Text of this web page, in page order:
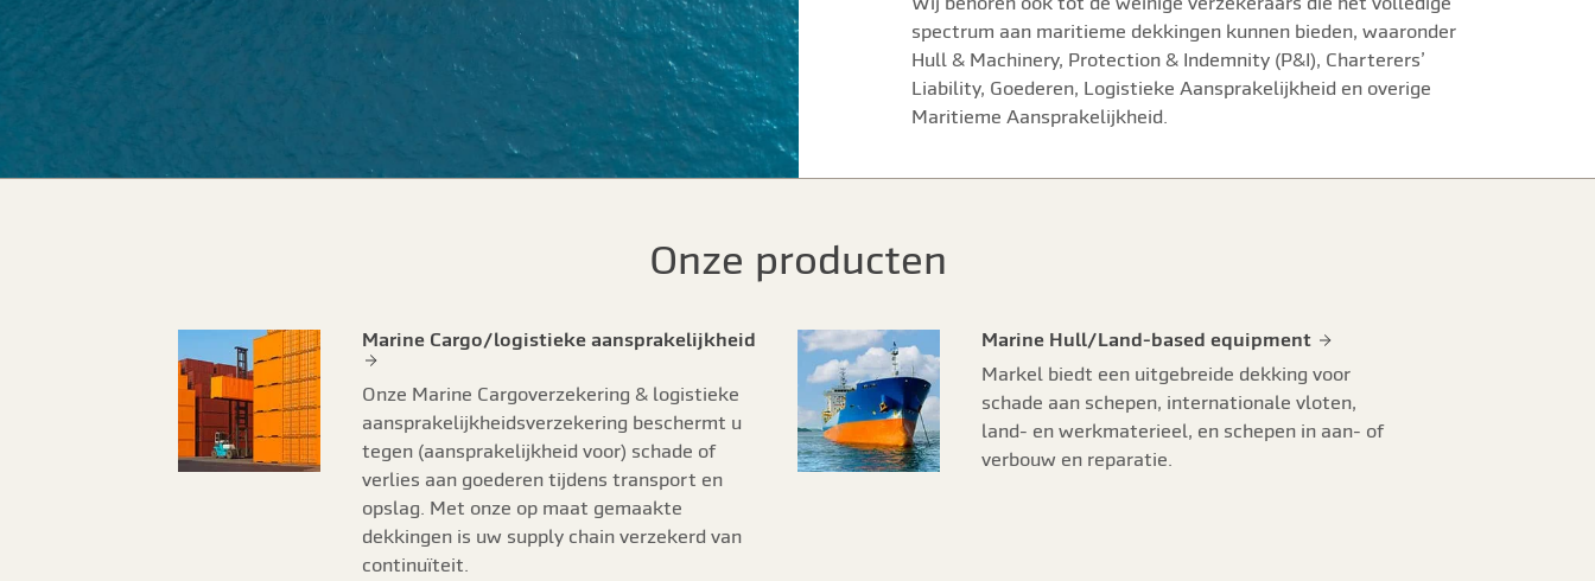
spectrum aan maritieme dekkingen kunnen bieden, waaronder
Hull & Machinery, Protection & Indemnity (P&I), Charterers’
Liability, Goederen, Logistieke Aansprakelijkheid en overige
Maritieme Aansprakelijkheid.
Onze producten
Marine Cargo/logistieke aansprakelijkheid
Onze Marine Cargoverzekering & logistieke
aansprakelijkheidsverzekering beschermt u
tegen (aansprakelijkheid voor) schade of
verlies aan goederen tijdens transport en
opslag. Met onze op maat gemaakte
dekkingen is uw supply chain verzekerd van
continuïteit.
Marine Hull/Land-based equipment
Markel biedt een uitgebreide dekking voor
schade aan schepen, internationale vloten,
land- en werkmaterieel, en schepen in aan- of
verbouw en reparatie.